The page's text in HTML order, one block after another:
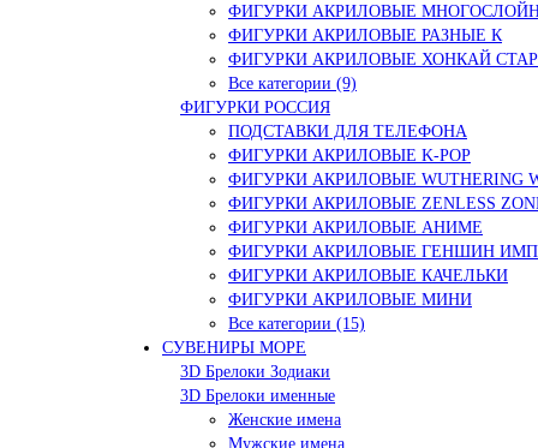
ФИГУРКИ АКРИЛОВЫЕ
ФИГУРКИ АКРИЛОВЫЕ РАЗНЫЕ К
ФИГУРКИ АКРИЛОВЫЕ ХОНКАЙ
Все категории (9)
ФИГУРКИ РОССИЯ
ПОДСТАВКИ ДЛЯ ТЕЛЕФОНА
ФИГУРКИ АКРИЛОВЫЕ K-POP
ФИГУРКИ АКРИЛОВЫЕ WUTHERING
ФИГУРКИ АКРИЛОВЫЕ ZENLESS
ФИГУРКИ АКРИЛОВЫЕ АНИМЕ
ФИГУРКИ АКРИЛОВЫЕ ГЕНШИН
ФИГУРКИ АКРИЛОВЫЕ КАЧЕЛЬКИ
ФИГУРКИ АКРИЛОВЫЕ МИНИ
Все категории (15)
СУВЕНИРЫ МОРЕ
3D Брелоки Зодиаки
3D Брелоки именные
Женские имена
Мужские имена